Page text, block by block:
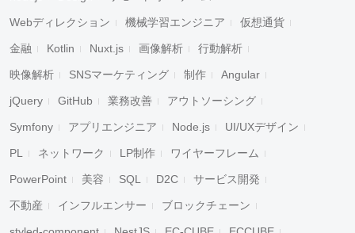
Webディレクション 機械学習エンジニア 仮想通貨
金融 Kotlin Nuxt.js 画像解析 行動解析
映像解析 SNSマーケティング 制作 Angular
jQuery GitHub 業務改善 アウトソーシング
Symfony アプリエンジニア Node.js UI/UXデザイン
PL ネットワーク LP制作 ワイヤーフレーム
PowerPoint 美容 SQL D2C サービス開発
不動産 インフルエンサー ブロックチェーン